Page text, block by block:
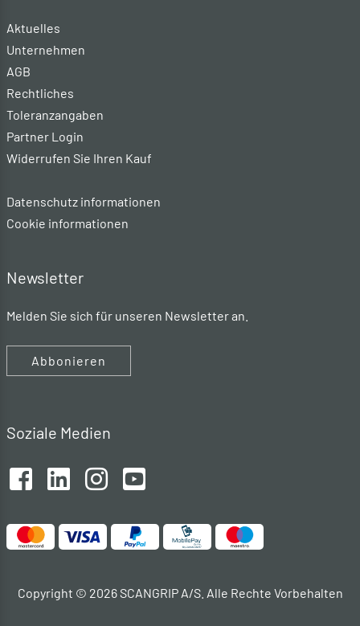
Aktuelles
Unternehmen
AGB
Rechtliches
Toleranzangaben
Partner Login
Widerrufen Sie Ihren Kauf
Datenschutz informationen
Cookie informationen
Newsletter
Melden Sie sich für unseren Newsletter an.
Abbonieren
Soziale Medien
Copyright © 2026 SCANGRIP A/S. Alle Rechte Vorbehalten